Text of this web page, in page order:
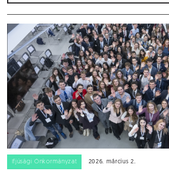
Ifjúsági Önkormányzat 2026. március 2.